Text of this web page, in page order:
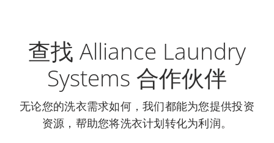
查找 Alliance Laundry
Systems 合作伙伴
无论您的洗衣需求如何，我们都能为您提供投资
资源，帮助您将洗衣计划转化为利润。